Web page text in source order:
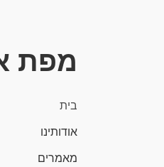
מפת
בית
אודותינו
מאמרים